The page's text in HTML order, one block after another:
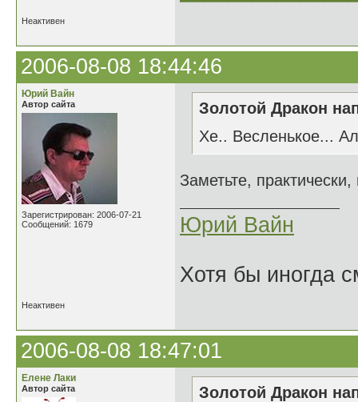
Неактивен
2006-08-08 18:44:46
Юрий Вайн
Автор сайта
Зарегистрирован: 2006-07-21
Сообщений: 1679
Золотой Дракон
Хе.. Весленькое...
Заметьте,
Юрий Вайн
Хотя бы иногда
Неактивен
2006-08-08 18:47:01
Елене Лаки
Автор сайта
Золотой Дракон